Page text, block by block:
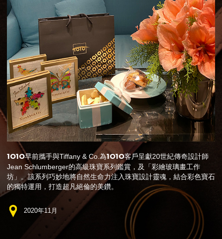
1O1O早前攜手與Tiffany & Co.為1O1O客戶呈獻20世紀傳奇設計師
Jean Schlumberger的高級珠寶系列鑑賞，及「彩繪玻璃畫工作
坊」。該系列巧妙地將自然生命力注入珠寶設計靈魂，結合彩色寶石
的獨特運用，打造超凡絕倫的美鑽。
2020年11月